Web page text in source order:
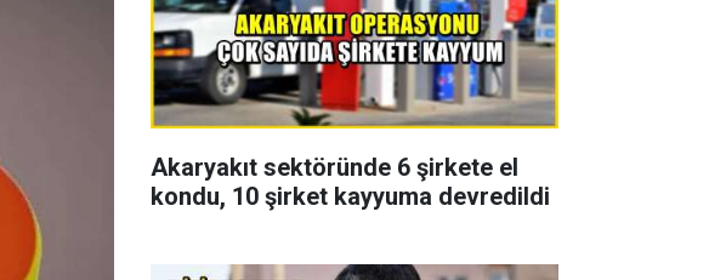
Akaryakıt sektöründe 6 şirkete el
kondu, 10 şirket kayyuma devredildi